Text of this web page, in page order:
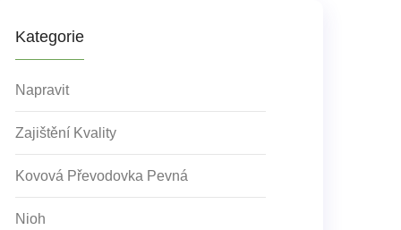
Kategorie
Napravit
Zajištění Kvality
Kovová Převodovka Pevná
Nioh